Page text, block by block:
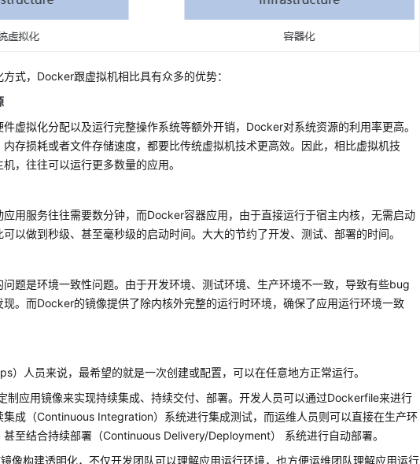
式，Docker跟虚拟机相比具有众多的优势：
虚拟化分配以及运行完整操作系统等额外开销，Docker对系统资源的利用率更高。
存损耗或者文件存储速度，都要比传统虚拟机技术更高效。因此，相比虚拟机技
，往往可以运行更多数量的应用。
用服务往往需要数分钟，而Docker容器应用，由于直接运行于宿主内核，无需启动
以做到秒级、甚至毫秒级的启动时间。大大的节约了开发、测试、部署的时间。
题是环境一致性问题。由于开发环境、测试环境、生产环境不一致，导致有些bug
。而Docker的镜像提供了除内核外完整的运行时环境，确保了应用运行环境一致
）人员来说，最希望的就是一次创建或配置，可以在任意地方正常运行。
制应用镜像来实现持续集成、持续交付、部署。开发人员可以通过Dockerfile来进行
集成（Continuous Integration）系统进行集成测试，而运维人员则可以直接在生产环
至结合持续部署（Continuous Delivery/Deployment） 系统进行自动部署。
像构建透明化，不仅开发团队可以理解应用运行环境，也方便运维团队理解应用运行